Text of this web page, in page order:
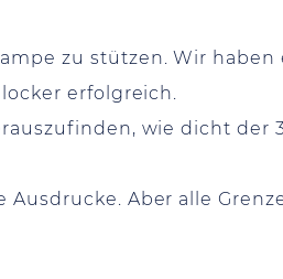
zu stützen. Wir
erfolgreich.
wie dicht der
Aber alle